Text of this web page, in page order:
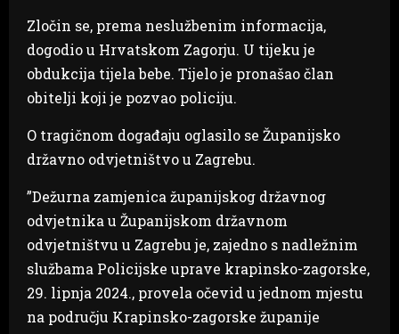
Zločin se, prema neslužbenim informacija,
dogodio u Hrvatskom Zagorju. U tijeku je
obdukcija tijela bebe. Tijelo je pronašao član
obitelji koji je pozvao policiju.
O tragičnom događaju oglasilo se Županijsko
državno odvjetništvo u Zagrebu.
”Dežurna zamjenica županijskog državnog
odvjetnika u Županijskom državnom
odvjetništvu u Zagrebu je, zajedno s nadležnim
službama Policijske uprave krapinsko-zagorske,
29. lipnja 2024., provela očevid u jednom mjestu
na području Krapinsko-zagorske županije